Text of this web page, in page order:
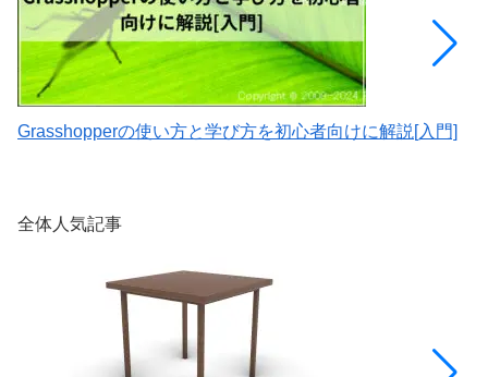
Grasshopperの使い方と学び方を初心者向けに解説[入門]
全体人気記事